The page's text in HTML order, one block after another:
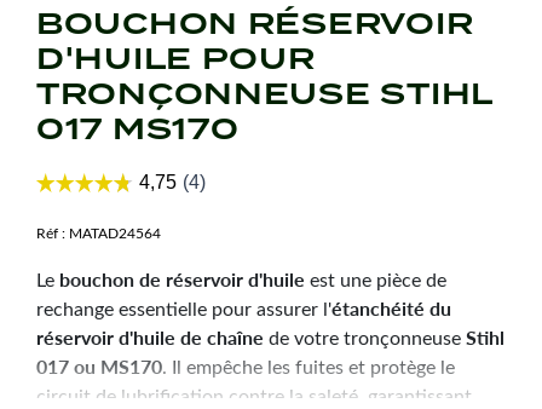
BOUCHON RÉSERVOIR
D'HUILE POUR
TRONÇONNEUSE STIHL
017 MS170
Réf : MATAD24564
Le bouchon de réservoir d'huile est une pièce de
rechange essentielle pour assurer l'étanchéité du
réservoir d'huile de chaîne de votre tronçonneuseStihl
017 ou MS170. Il empêche les fuites et protège le
circuit de lubrification contre la saleté, garantissant